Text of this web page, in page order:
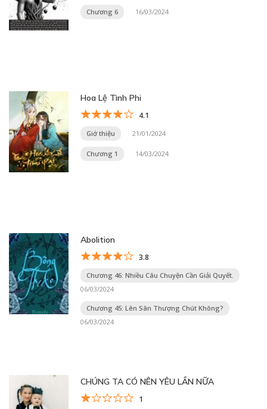
Chương 6 16/03/2024
Hoa Lệ Tình Phi
4.1
Giớ thiệu 21/01/2024
Chương 1 14/03/2024
Abolition
3.8
Chương 46: Nhiều Câu Chuyện Cần Giải Quyết.
06/03/2024
Chương 45: Lên Sân Thượng Chút Không?
06/03/2024
CHÚNG TA CÓ NÊN YÊU LẦN NỮA
1